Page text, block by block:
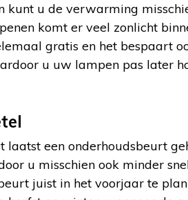
kunt u de verwarming
komt er veel zonlicht
gratis en het bespaart
u uw lampen pas later
een onderhoudsbeurt
u misschien ook minder
juist in het voorjaar te